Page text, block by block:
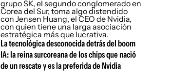
La tecnológica desconocida detrás del boom
IA: la reina surcoreana de los chips que nació
de un rescate y es la preferida de Nvidia